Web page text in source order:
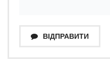
ВІДПРАВИТИ